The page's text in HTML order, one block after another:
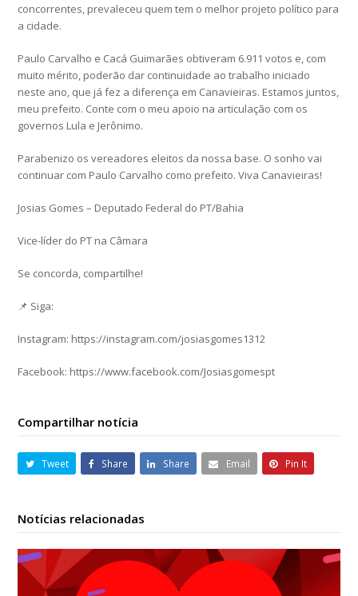
concorrentes, prevaleceu quem tem o melhor projeto político para
a cidade.
Paulo Carvalho e Cacá Guimarães obtiveram 6.911 votos e, com
muito mérito, poderão dar continuidade ao trabalho iniciado
neste ano, que já fez a diferença em Canavieiras. Estamos juntos,
meu prefeito. Conte com o meu apoio na articulação com os
governos Lula e Jerônimo.
Parabenizo os vereadores eleitos da nossa base. O sonho vai
continuar com Paulo Carvalho como prefeito. Viva Canavieiras!
Josias Gomes – Deputado Federal do PT/Bahia
Vice-líder do PT na Câmara
Se concorda, compartilhe!
📌 Siga:
Instagram: https://instagram.com/josiasgomes1312
Facebook: https://www.facebook.com/Josiasgomespt
Compartilhar notícia
Tweet Share Share Email Pin It
Notícias relacionadas